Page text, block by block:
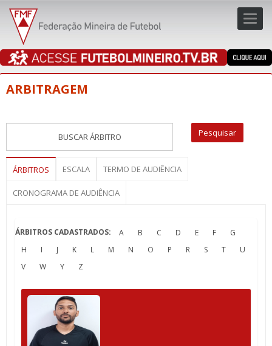
ARBITRAGEM
ÁRBITROS ESCALA TERMO DE AUDIÊNCIA
CRONOGRAMA DE AUDIÊNCIA
ÁRBITROS CADASTRADOS: A B C D E F
G
H
I J K L M N O P R S T
U
V
W Y Z